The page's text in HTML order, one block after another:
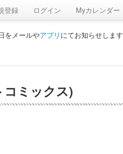
登録 ログイン Myカレンダー
をメールやアプリ にてお知らせします
ミックス)